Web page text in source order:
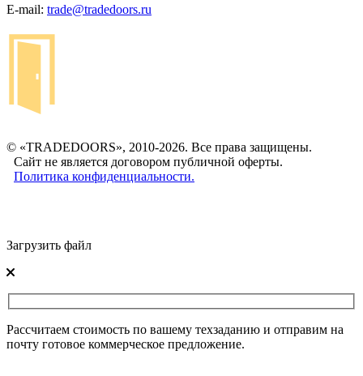
E-mail: trade@tradedoors.ru
© «TRADEDOORS», 2010-2026. Все права защищены.
Сайт не является договором публичной оферты.
Политика конфиденциальности.
Загрузить файл
Рассчитаем стоимость по вашему техзаданию и отправим на
почту готовое коммерческое предложение.